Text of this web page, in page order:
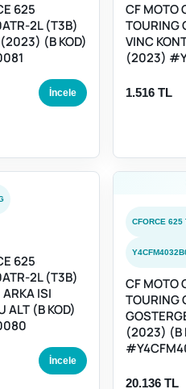
625
2L (T3B)
(B KOD)
İncele
CF MOTO
TOURING
VINC
(2023)
1.516 TL
625
2L (T3B)
ISI
ALT (B KOD)
İncele
CFORCE 625
CF MOTO
TOURING
(2023) (B
20.136 TL